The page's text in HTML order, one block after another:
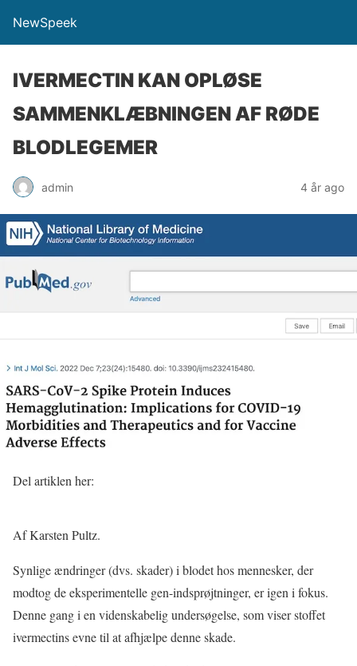
NewSpeek
IVERMECTIN KAN OPLØSE
SAMMENKLÆBNINGEN AF RØDE
BLODLEGEMER
admin 4 år ago
Del artiklen her:
Af Karsten Pultz.
Synlige ændringer (dvs. skader) i blodet hos mennesker, der
modtog de eksperimentelle gen-indsprøjtninger, er igen i fokus.
Denne gang i en videnskabelig undersøgelse, som viser stoffet
ivermectins evne til at afhjælpe denne skade.